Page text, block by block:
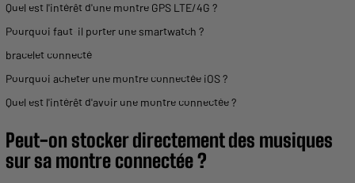
Quel est l'intérêt d'une montre GPS LTE/4G ?
Pourquoi faut-il porter une smartwatch ?
bracelet connecté
Pourquoi acheter une montre connectée iOS ?
Quel est l'intérêt d'avoir une montre connectée ?
Peut-on stocker directement des musiques
sur sa montre connectée ?